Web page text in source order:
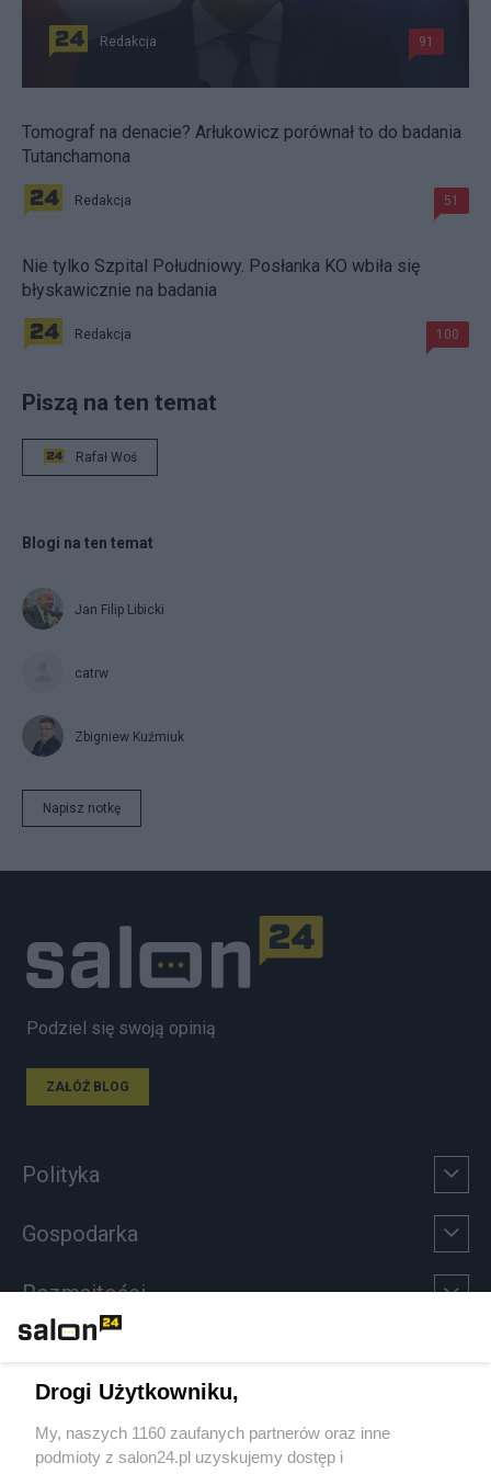
Redakcja 91
Tomograf na denacie? Arłukowicz porównał to do badania
Tutanchamona
Redakcja 51
Nie tylko Szpital Południowy. Posłanka KO wbiła się
błyskawicznie na badania
Redakcja 100
Piszą na ten temat
Rafał Woś
Blogi na ten temat
Jan Filip Libicki
catrw
Zbigniew Kuźmiuk
Napisz notkę
Podziel się swoją opinią
ZAŁÓŻ BLOG
Polityka
Gospodarka
Rozmaitości
Sport
Drogi Użytkowniku,
My, naszych 1160 zaufanych partnerów oraz inne
podmioty z salon24.pl uzyskujemy dostęp i